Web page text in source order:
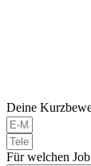
Deine
Für welchen